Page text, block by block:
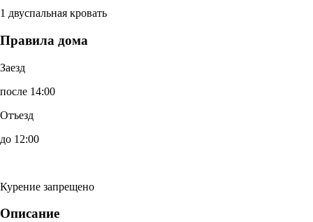
1 двуспальная кровать
Правила дома
Заезд
после 14:00
Отъезд
до 12:00
Курение запрещено
Описание